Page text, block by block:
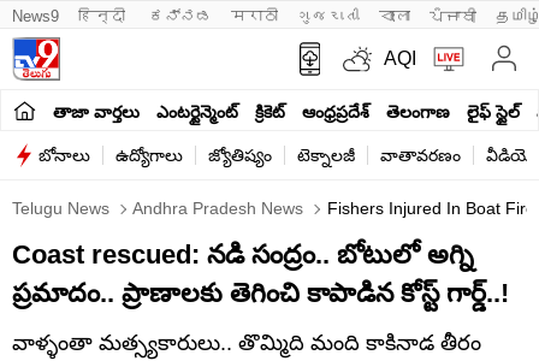
News9 हिन्दी ಕನ್ನಡ मराठी ગુજરાતી বাংলা ਪੰਜਾਬੀ
AQI
తాజా వార్తలు ఎంటర్టైన్మెంట్ క్రికెట్ ఆంధ్రప్రదేశ్ తెలంగాణ లైఫ్ స్టైల్
బోనాలు ఉద్యోగాలు జ్యోతిష్యం టెక్నాలజీ వాతావరణం
Telugu News Andhra Pradesh News Fishers Injured In Boat
Coast rescued: నడి సంద్రం.. బోటులో అగ్ని
ప్రమాదం.. ప్రాణాలకు తెగించి కాపాడిన కోస్ట్ గార్డ్..!
వాళ్ళంతా మత్స్యకారులు.. తొమ్మిది మంది కాకినాడ తీరం